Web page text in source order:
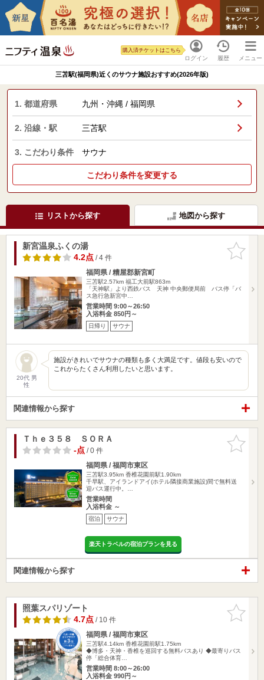
ログイン
購入済チケットはこちら
履歴 メニュー
三苫駅(福岡県)近くのサウナ施設おすすめ(2026年版)
1. 都道府県 九州・沖縄 / 福岡県
2. 沿線・駅 三苫駅
3. こだわり条件 サウナ
こだわり条件を変更する
リストから探す 地図から探す
お気に入
りに追加
新宮温泉ふくの湯
4.2点/ 4 件
福岡県 / 糟屋郡新宮町
三苫駅2.57km 福工大前駅863m
「天神駅」より西鉄バス 天神 中央郵便局前 バス停「バ
ス急行急新宮中…
営業時間 9:00～26:50
入浴料金 850円～
日帰り サウナ
20代 男
性
施設がきれいでサウナの種類も多く大満足です。値段も安いので
これからたくさん利用したいと思います。
関連情報から探す
お気に入
りに追加
Ｔｈｅ３５８ ＳＯＲＡ
-点/ 0 件
福岡県 / 福岡市東区
三苫駅3.95km 香椎花園前駅1.90km
千早駅、アイランドアイ(ホテル隣接商業施設)間で無料送
迎バス運行中。…
営業時間
入浴料金 ～
宿泊 サウナ
楽天トラベルの宿泊プランを見る
関連情報から探す
お気に入
りに追加
照葉スパリゾート
4.7点/ 10 件
福岡県 / 福岡市東区
三苫駅4.14km 香椎花園前駅1.75km
◆博多・天神・香椎を巡回する無料バスあり ◆最寄りバス
停「総合体育…
営業時間 8:00～26:00
入浴料金 990円～